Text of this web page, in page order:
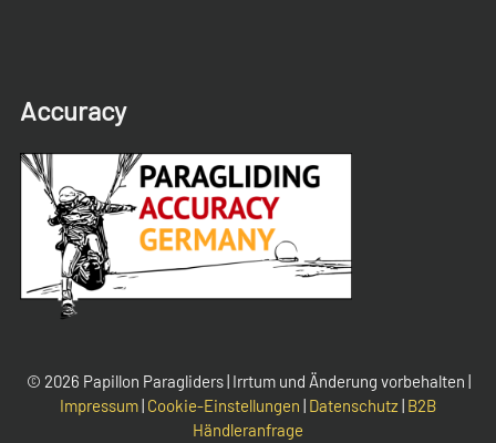
Accuracy
© 2026 Papillon Paragliders | Irrtum und Änderung vorbehalten |
Impressum Cookie-Einstellungen Datenschutz B2B
Händleranfrage